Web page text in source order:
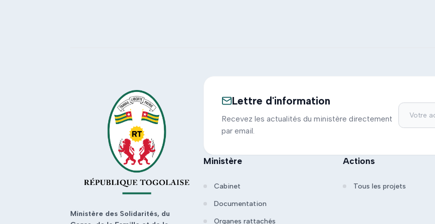
Ministère des Solidarités, du
Lettre d'information
Recevez les actualités du ministère directement
par email.
Ministère
Cabinet
Documentation
Organes rattachés
Actions
Tous les projets